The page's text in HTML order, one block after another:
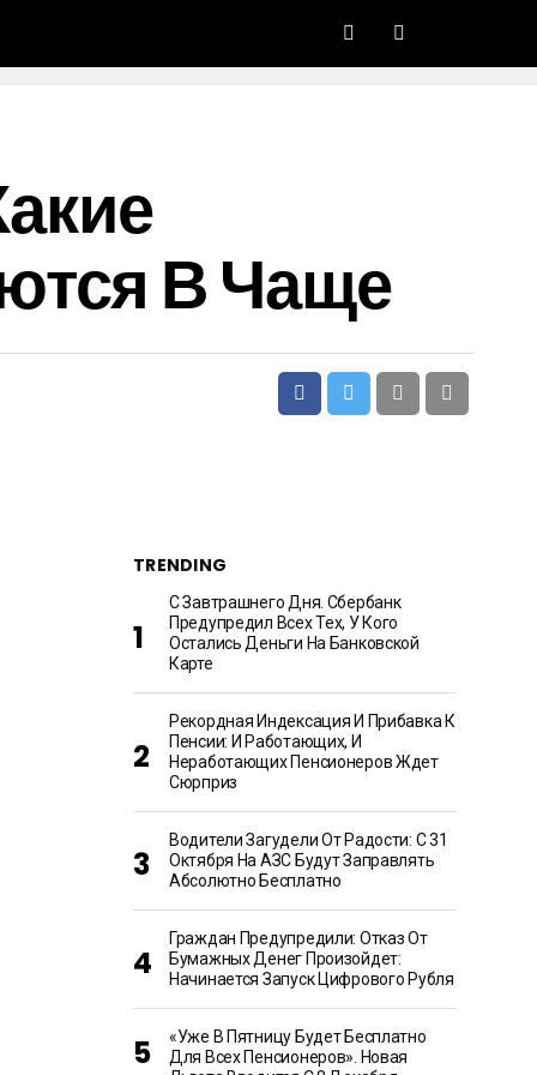
В Чаще
TRENDING
С Завтрашнего Дня. Сбербанк
Предупредил Всех Тех, У Кого
Остались Деньги На Банковской
Карте
Рекордная Индексация И Прибавка К
Пенсии: И Работающих, И
Неработающих Пенсионеров Ждет
Сюрприз
Водители Загудели От Радости: С 31
Октября На АЗС Будут Заправлять
Абсолютно Бесплатно
Граждан Предупредили: Отказ От
Бумажных Денег Произойдет:
Начинается Запуск Цифрового Рубля
«Уже В Пятницу Будет Бесплатно
Для Всех Пенсионеров». Новая